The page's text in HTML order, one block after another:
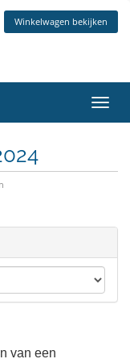
Winkelwagen bekijken
in-/
van een